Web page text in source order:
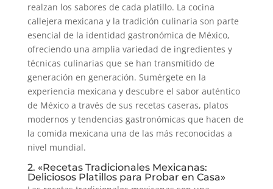
realzan los sabores de cada platillo. La cocina
callejera mexicana y la tradición culinaria son parte
esencial de la identidad gastronómica de México,
ofreciendo una amplia variedad de ingredientes y
técnicas culinarias que se han transmitido de
generación en generación. Sumérgete en la
experiencia mexicana y descubre el sabor auténtico
de México a través de sus recetas caseras, platos
modernos y tendencias gastronómicas que hacen de
la comida mexicana una de las más reconocidas a
nivel mundial.
2. «Recetas Tradicionales Mexicanas:
Deliciosos Platillos para Probar en Casa»